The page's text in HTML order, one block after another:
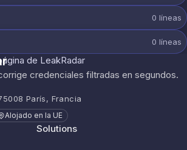
0 líneas
0 líneas
credenciales filtradas en segundos.
París, Francia
Alojado en la UE
Solutions